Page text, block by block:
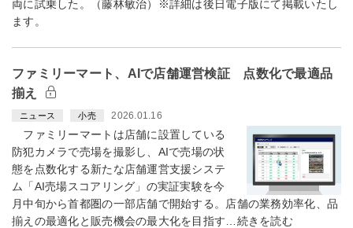
両に試乗した。（藤林敏治）※詳細は後日電子版にて掲載いたし
ます。
ファミリーマート、AIで店舗運営検証 点数化で最適品
揃え
ニュース 小売 2026.01.16
ファミリーマートは店舗に設置している
防犯カメラで売場を撮影し、AIで売場の状
態を点数化する新たな店舗運営支援システ
ム「AI売場スコアリング」の実証実験を今
月中旬から首都圏の一部店舗で開始する。店舗の業務効率化、品
揃えの最適化と販売機会の最大化を目指す…続きを読む